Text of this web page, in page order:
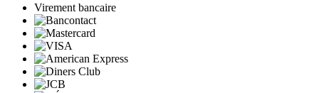
Virement bancaire